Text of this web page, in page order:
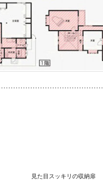
見た目スッキリの収納扉